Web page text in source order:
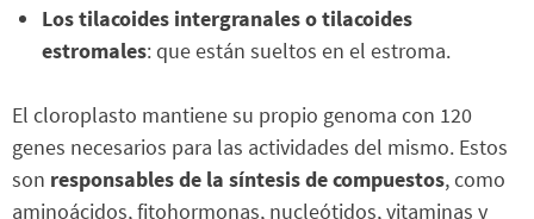
Los tilacoides intergranales o tilacoides
estromales: que están sueltos en el estroma.
El cloroplasto mantiene su propio genoma con 120
genes necesarios para las actividades del mismo. Estos
son responsables de la síntesis de compuestos, como
aminoácidos, fitohormonas, nucleótidos, vitaminas y